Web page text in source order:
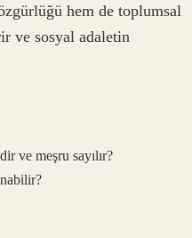
hem de toplumsal
ve sosyal adaletin
ve meşru sayılır?